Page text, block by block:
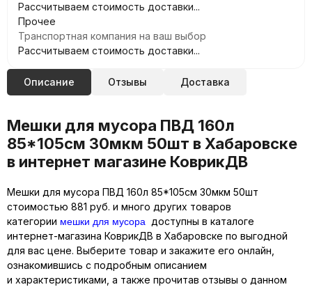
Рассчитываем стоимость доставки...
Прочее
Транспортная компания на ваш выбор
Рассчитываем стоимость доставки...
Описание Отзывы Доставка
Мешки для мусора ПВД 160л
85*105см 30мкм 50шт в Хабаровске
в интернет магазине КоврикДВ
Мешки для мусора ПВД 160л 85*105см 30мкм 50шт
стоимостью 881 руб. и много других товаров
категории мешки для мусора доступны в каталоге
интернет-магазина КоврикДВ в Хабаровске по выгодной
для вас цене. Выберите товар и закажите его онлайн,
ознакомившись с подробным описанием
и характеристиками, а также прочитав отзывы о данном